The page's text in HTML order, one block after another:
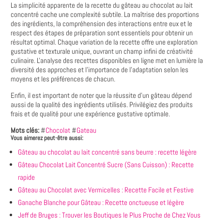
La simplicité apparente de la recette du gâteau au chocolat au lait
concentré cache une complexité subtile. La maîtrise des proportions
des ingrédients, la compréhension des interactions entre eux et le
respect des étapes de préparation sont essentiels pour obtenir un
résultat optimal. Chaque variation de la recette offre une exploration
gustative et texturale unique, ouvrant un champ infini de créativité
culinaire. L'analyse des recettes disponibles en ligne met en lumière la
diversité des approches et l'importance de l'adaptation selon les
moyens et les préférences de chacun.
Enfin, il est important de noter que la réussite d'un gâteau dépend
aussi de la qualité des ingrédients utilisés. Privilégiez des produits
frais et de qualité pour une expérience gustative optimale.
Mots clés: #Chocolat #Gateau
Vous aimerez peut-être aussi:
Gâteau au chocolat au lait concentré sans beurre : recette légère
Gâteau Chocolat Lait Concentré Sucre (Sans Cuisson) : Recette
rapide
Gâteau au Chocolat avec Vermicelles : Recette Facile et Festive
Ganache Blanche pour Gâteau : Recette onctueuse et légère
Jeff de Bruges : Trouver les Boutiques le Plus Proche de Chez Vous